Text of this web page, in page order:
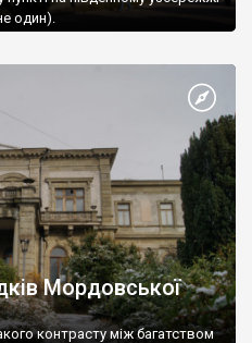
один).
Мордовської
контрасту між багатством